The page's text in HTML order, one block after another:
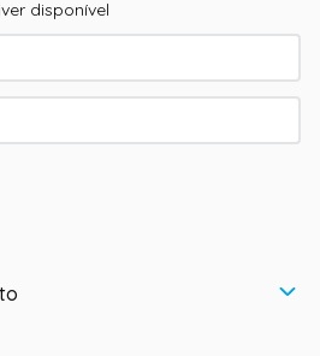
disponível